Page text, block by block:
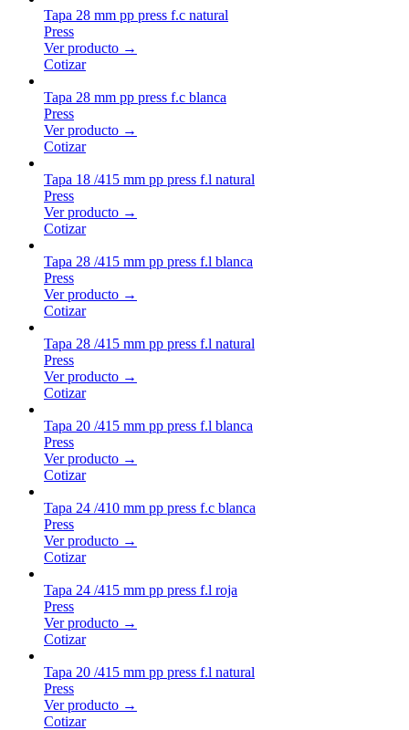
Tapa 28 mm pp press f.c natural
Press
Ver producto →
Cotizar
Tapa 28 mm pp press f.c blanca
Press
Ver producto →
Cotizar
Tapa 18 /415 mm pp press f.l natural
Press
Ver producto →
Cotizar
Tapa 28 /415 mm pp press f.l blanca
Press
Ver producto →
Cotizar
Tapa 28 /415 mm pp press f.l natural
Press
Ver producto →
Cotizar
Tapa 20 /415 mm pp press f.l blanca
Press
Ver producto →
Cotizar
Tapa 24 /410 mm pp press f.c blanca
Press
Ver producto →
Cotizar
Tapa 24 /415 mm pp press f.l roja
Press
Ver producto →
Cotizar
Tapa 20 /415 mm pp press f.l natural
Press
Ver producto →
Cotizar